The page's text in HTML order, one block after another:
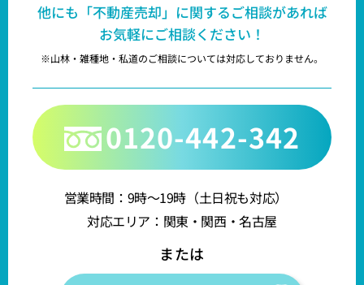
他にも「不動産売却」に関するご相談があれば
お気軽にご相談ください！
※山林・雑種地・私道のご相談については対応しておりません。
0120-442-342
営業時間：9時～19時（土日祝も対応）
対応エリア：関東・関西・名古屋